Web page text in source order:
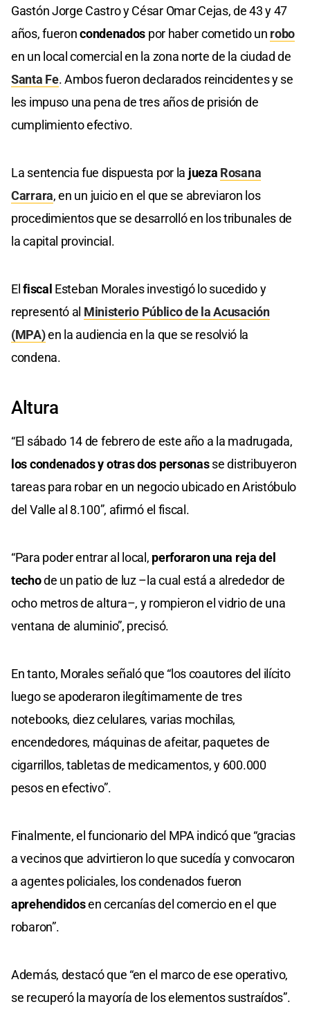
Gastón Jorge Castro y César Omar Cejas, de 43 y 47
años, fueroncondenados por haber cometido un robo
en un local comercial en la zona norte de la ciudad de
Santa Fe. Ambos fueron declarados reincidentes y se
les impuso una pena de tres años de prisión de
cumplimiento efectivo.
La sentencia fue dispuesta por la jueza Rosana
Carrara, en un juicio en el que se abreviaron los
procedimientos que se desarrolló en los tribunales de
la capital provincial.
Elfiscal Esteban Morales investigó lo sucedido y
representó al Ministerio Público de la Acusación
(MPA)en la audiencia en la que se resolvió la
condena.
Altura
“El sábado 14 de febrero de este año a la madrugada,
los condenados y otras dos personasse distribuyeron
tareas para robar en un negocio ubicado en Aristóbulo
del Valle al 8.100”, afirmó el fiscal.
“Para poder entrar al local, perforaron una reja del
techode un patio de luz –la cual está a alrededor de
ocho metros de altura–, y rompieron el vidrio de una
ventana de aluminio”, precisó.
En tanto, Morales señaló que “los coautores del ilícito
luego se apoderaron ilegítimamente de tres
notebooks, diez celulares, varias mochilas,
encendedores, máquinas de afeitar, paquetes de
cigarrillos, tabletas de medicamentos, y 600.000
pesos en efectivo”.
Finalmente, el funcionario del MPA indicó que “gracias
a vecinos que advirtieron lo que sucedía y convocaron
a agentes policiales, los condenados fueron
aprehendidosen cercanías del comercio en el que
robaron”.
Además, destacó que “en el marco de ese operativo,
se recuperó la mayoría de los elementos sustraídos”.